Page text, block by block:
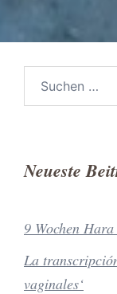
Neueste
9 Wochen
La
vaginales‘